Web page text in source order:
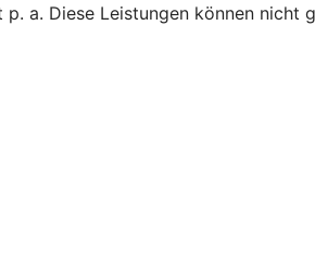
a. Diese Leistungen können nicht